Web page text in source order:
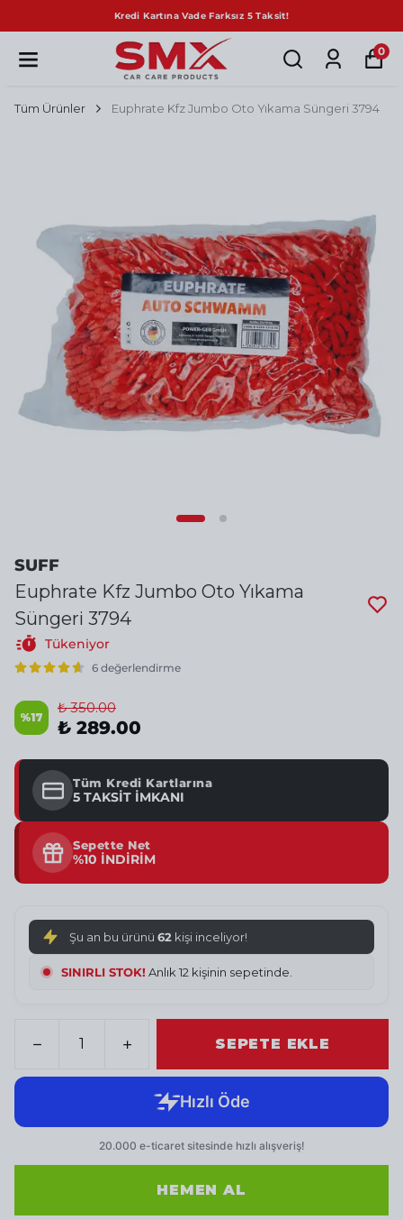
Kredi Kartına Vade Farksız 5 Taksit!
0
Tüm Ürünler Euphrate Kfz Jumbo Oto Yıkama Süngeri 3794
SUFF
Euphrate Kfz Jumbo Oto Yıkama
Süngeri 3794
Tükeniyor
6 değerlendirme
%17
₺ 350.00
₺ 289.00
Tüm Kredi Kartlarına
5 TAKSİT İMKANI
Sepette Net
%10 İNDİRİM
Şu an bu ürünü 62 kişi inceliyor!
SINIRLI STOK! Anlık 12 kişinin sepetinde.
SEPETE EKLE
HEMEN AL